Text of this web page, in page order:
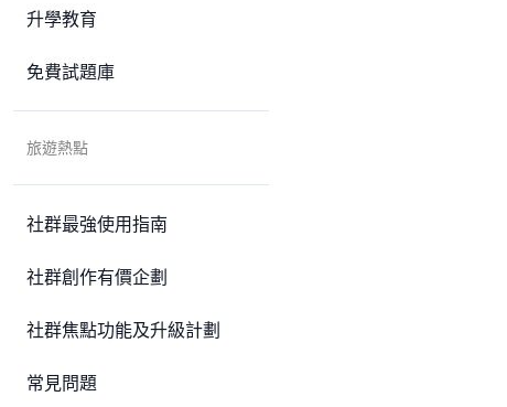
升學教育
免費試題庫
旅遊熱點
社群最強使用指南
社群創作有價企劃
社群焦點功能及升級計劃
常見問題